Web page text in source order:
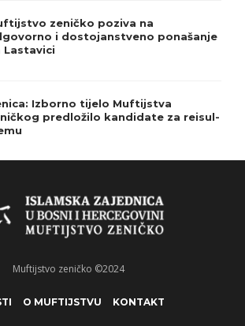
zeničko poziva na
i dostojanstveno ponašanje
Lastavici
Izborno tijelo Muftijstva
predložilo kandidate za reisul-
Muftijstvo zeničko ©2024
O MUFTIJSTVU KONTAKT